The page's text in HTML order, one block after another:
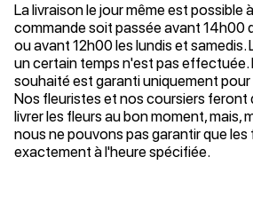
La livraison le jour même est possible
commande soit passée avant 14h00
ou avant 12h00 les lundis et samedis.
un certain temps n'est pas effectuée.
souhaité est garanti uniquement pour
Nos fleuristes et nos coursiers feront
livrer les fleurs au bon moment, mais,
nous ne pouvons pas garantir que les
exactement à l'heure spécifiée.